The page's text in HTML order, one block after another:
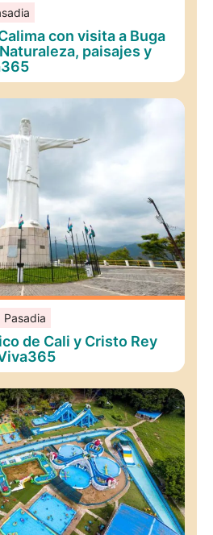
con visita a Buga
paisajes y
Pasadia
de Cali y Cristo Rey